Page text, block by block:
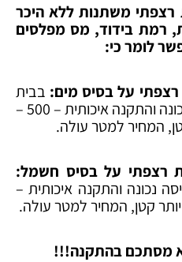
רצפתי משתנות ללא היכר
רמת בידוד, מס מפלסים
לומר כי:
על בסיס מים: בבית
של 150 מטר – עם פריסה נכונה והתקנה איכותית – 500 –
רצפתי על בסיס חשמל:
עם פריסה נכונה והתקנה איכותית –
מסתכם בהתקנה!!!